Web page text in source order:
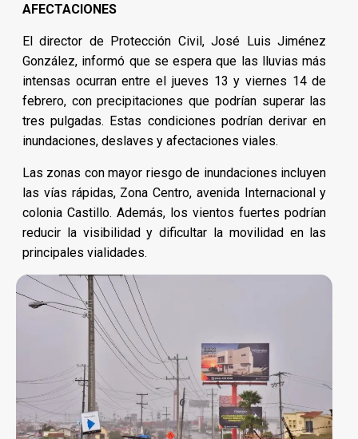
AFECTACIONES
El director de Protección Civil, José Luis Jiménez
González, informó que se espera que las lluvias más
intensas ocurran entre el jueves 13 y viernes 14 de
febrero, con precipitaciones que podrían superar las
tres pulgadas. Estas condiciones podrían derivar en
inundaciones, deslaves y afectaciones viales.
Las zonas con mayor riesgo de inundaciones incluyen
las vías rápidas, Zona Centro, avenida Internacional y
colonia Castillo. Además, los vientos fuertes podrían
reducir la visibilidad y dificultar la movilidad en las
principales vialidades.